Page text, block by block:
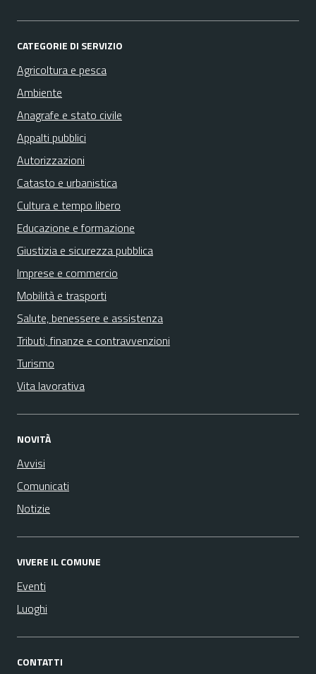
CATEGORIE DI SERVIZIO
Agricoltura e pesca
Ambiente
Anagrafe e stato civile
Appalti pubblici
Autorizzazioni
Catasto e urbanistica
Cultura e tempo libero
Educazione e formazione
Giustizia e sicurezza pubblica
Imprese e commercio
Mobilità e trasporti
Salute, benessere e assistenza
Tributi, finanze e contravvenzioni
Turismo
Vita lavorativa
NOVITÀ
Avvisi
Comunicati
Notizie
VIVERE IL COMUNE
Eventi
Luoghi
CONTATTI